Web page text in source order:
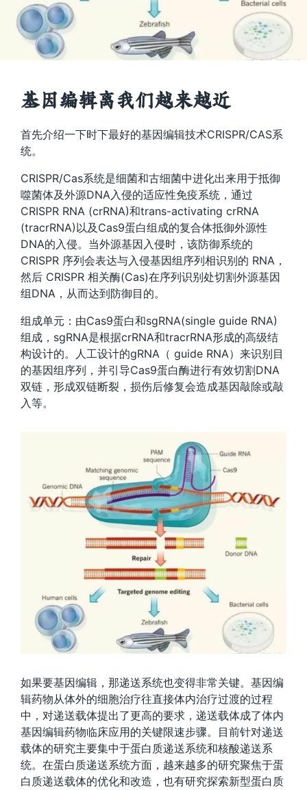
基因编辑离我们越来越近
首先介绍一下时下最好的基因编辑技术CRISPR/CAS系
统。
CRISPR/Cas系统是细菌和古细菌中进化出来用于抵御
噬菌体及外源DNA入侵的适应性免疫系统，通过
CRISPR RNA (crRNA)和trans-activating crRNA
(tracrRNA)以及Cas9蛋白组成的复合体抵御外源性
DNA的入侵。当外源基因入侵时，该防御系统的
CRISPR 序列会表达与入侵基因组序列相识别的 RNA，
然后 CRISPR 相关酶(Cas)在序列识别处切割外源基因
组DNA，从而达到防御目的。
组成单元：由Cas9蛋白和sgRNA(single guide RNA)
组成，sgRNA是根据crRNA和tracrRNA形成的高级结
构设计的。人工设计的gRNA（ guide RNA）来识别目
的基因组序列，并引导Cas9蛋白酶进行有效切割DNA
双链，形成双链断裂，损伤后修复会造成基因敲除或敲
入等。
如果要基因编辑，那递送系统也变得非常关键。基因编
辑药物从体外的细胞治疗往直接体内治疗过渡的过程
中，对递送载体提出了更高的要求，递送载体成了体内
基因编辑药物临床应用的关键限速步骤。目前针对递送
载体的研究主要集中于蛋白质递送系统和核酸递送系
统。在蛋白质递送系统方面，越来越多的研究聚焦于蛋
白质递送载体的优化和改造，也有研究探索新型蛋白质